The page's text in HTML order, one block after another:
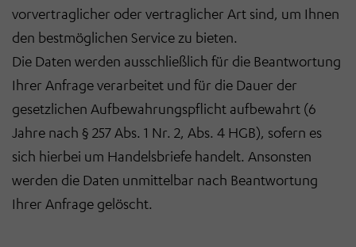
vorvertraglicher oder vertraglicher Art sind, um Ihnen
den bestmöglichen Service zu bieten.
Die Daten werden ausschließlich für die Beantwortung
Ihrer Anfrage verarbeitet und für die Dauer der
gesetzlichen Aufbewahrungspflicht aufbewahrt (6
Jahre nach § 257 Abs. 1 Nr. 2, Abs. 4 HGB), sofern es
sich hierbei um Handelsbriefe handelt. Ansonsten
werden die Daten unmittelbar nach Beantwortung
Ihrer Anfrage gelöscht.